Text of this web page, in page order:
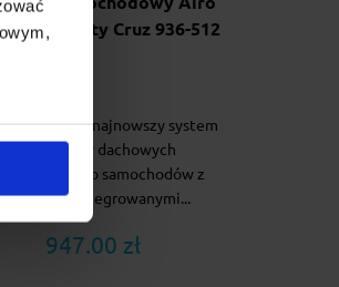
90/90 + kity Cruz 936-512
Airo Fuse to najnowszy system
bagażników dachowych
do samochodów z
zintegrowanymi...
947.00 zł